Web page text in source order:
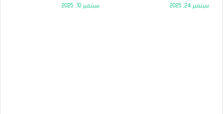
سبتمبر 24, 2025 سبتمبر 10, 2025